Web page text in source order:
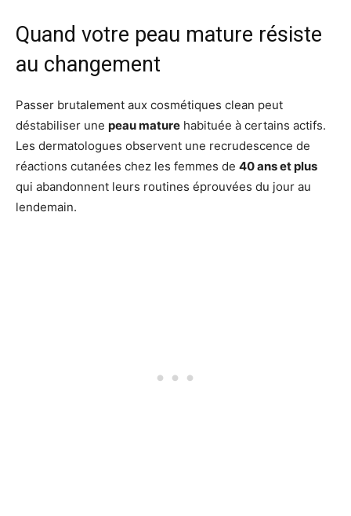
Quand votre peau mature résiste
au changement
Passer brutalement aux cosmétiques clean peut
déstabiliser une peau mature habituée à certains actifs.
Les dermatologues observent une recrudescence de
réactions cutanées chez les femmes de 40 ans et plus
qui abandonnent leurs routines éprouvées du jour au
lendemain.